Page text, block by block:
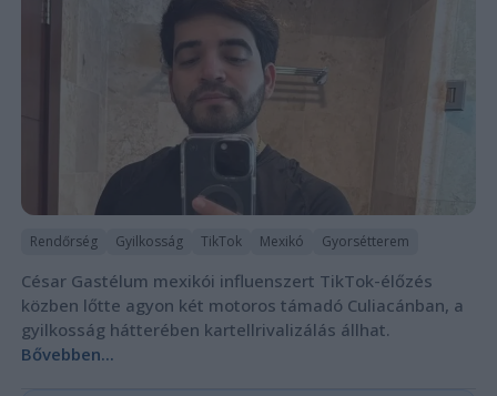
Rendőrség Gyilkosság TikTok Mexikó Gyorsétterem
César Gastélum mexikói influenszert TikTok-élőzés
közben lőtte agyon két motoros támadó Culiacánban, a
gyilkosság hátterében kartellrivalizálás állhat.
Bővebben...